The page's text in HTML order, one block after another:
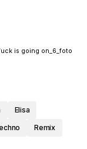
is going on_6_foto
Elisa
Remix